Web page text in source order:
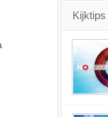
Kijktips